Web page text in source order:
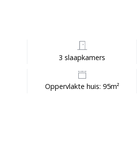
3 slaapkamers
Oppervlakte huis: 95m²